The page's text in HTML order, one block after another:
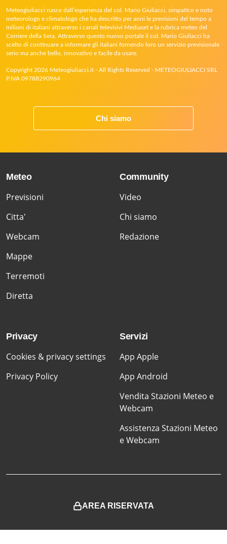
Meteogiuliacci nasce dall’esperienza del col. Mario Giuliacci, simpatico e noto
meteorologo e climatologo che ha descritto per anni le previsioni del tempo a
milioni di italiani attraverso i canali televisivi Mediaset e la rubrica meteo del
Corriere della Sera. Attraverso questo nuovo portale il col. Mario Giuliacci ha
scelto di continuare a informare gli italiani fornendo loro un servizio previsionale
serio ma anche bello, innovativo e facile da usare.
Copyright 2026 Meteogiuliacci.it - All Rights Reserved - METEOGIULIACCI SRL
P.IVA 09788290964
Chi siamo
Meteo
Previsioni
Citta'
Webcam
Mappe
Terremoti
Diretta
Community
Video
Chi siamo
Redazione
Privacy
Cookies & privacy settings
Privacy Policy
Servizi
App Apple
App Android
Vendita Stazioni Meteo e
Webcam
Assistenza Stazioni Meteo
e Webcam
AREA RISERVATA